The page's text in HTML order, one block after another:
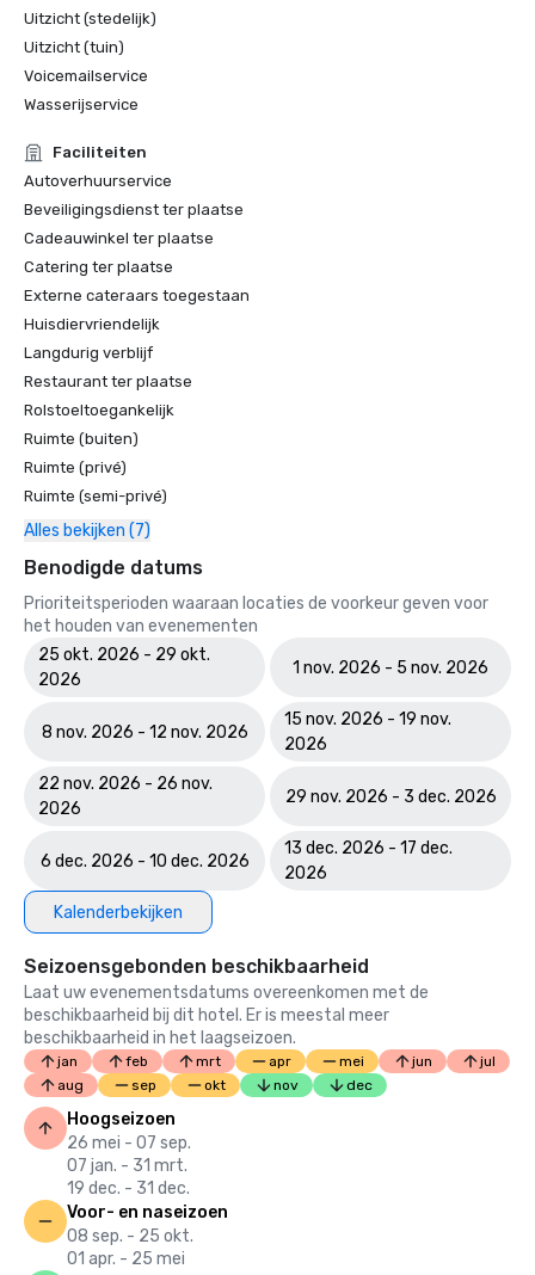
Uitzicht (stedelijk)
Uitzicht (tuin)
Voicemailservice
Wasserijservice
Faciliteiten
Autoverhuurservice
Beveiligingsdienst ter plaatse
Cadeauwinkel ter plaatse
Catering ter plaatse
Externe cateraars toegestaan
Huisdiervriendelijk
Langdurig verblijf
Restaurant ter plaatse
Rolstoeltoegankelijk
Ruimte (buiten)
Ruimte (privé)
Ruimte (semi-privé)
Alles bekijken (7)
Benodigde datums
Prioriteitsperioden waaraan locaties de voorkeur geven voor
het houden van evenementen
25 okt. 2026 - 29 okt.
2026
1 nov. 2026 - 5 nov. 2026
8 nov. 2026 - 12 nov. 2026
15 nov. 2026 - 19 nov.
2026
22 nov. 2026 - 26 nov.
2026
29 nov. 2026 - 3 dec. 2026
6 dec. 2026 - 10 dec. 2026
13 dec. 2026 - 17 dec.
2026
Kalenderbekijken
Seizoensgebonden beschikbaarheid
Laat uw evenementsdatums overeenkomen met de
beschikbaarheid bij dit hotel. Er is meestal meer
beschikbaarheid in het laagseizoen.
jan feb mrt apr mei jun
jul
aug
sep okt nov dec
Hoogseizoen
26 mei - 07 sep.
07 jan. - 31 mrt.
19 dec. - 31 dec.
Voor- en naseizoen
08 sep. - 25 okt.
01 apr. - 25 mei